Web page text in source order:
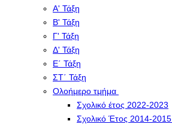
Α' Τάξη
Β' Τάξη
Γ' Τάξη
Δ' Τάξη
Ε΄ Τάξη
ΣΤ΄ Τάξη
Ολοήμερο τμήμα
Σχολικό έτος 2022-2023
Σχολικό Έτος 2014-2015